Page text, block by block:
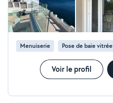
Menuiserie Pose de baie vitrée
Voir le profil